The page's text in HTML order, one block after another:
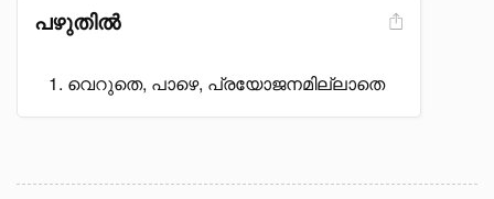
പഴുതിൽ
വെറുതെ, പാഴെ, പ്രയോജനമില്ലാതെ